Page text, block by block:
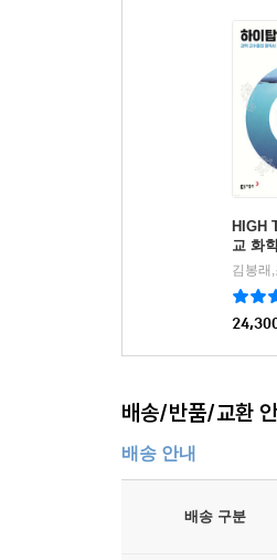
HIGH
교 화
김봉래
배송/반품/교환
배송 안내
배송 구분